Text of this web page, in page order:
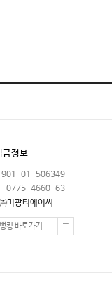
금정보
01-506349
0775-4660-63
미광티에이씨
킹 바로가기